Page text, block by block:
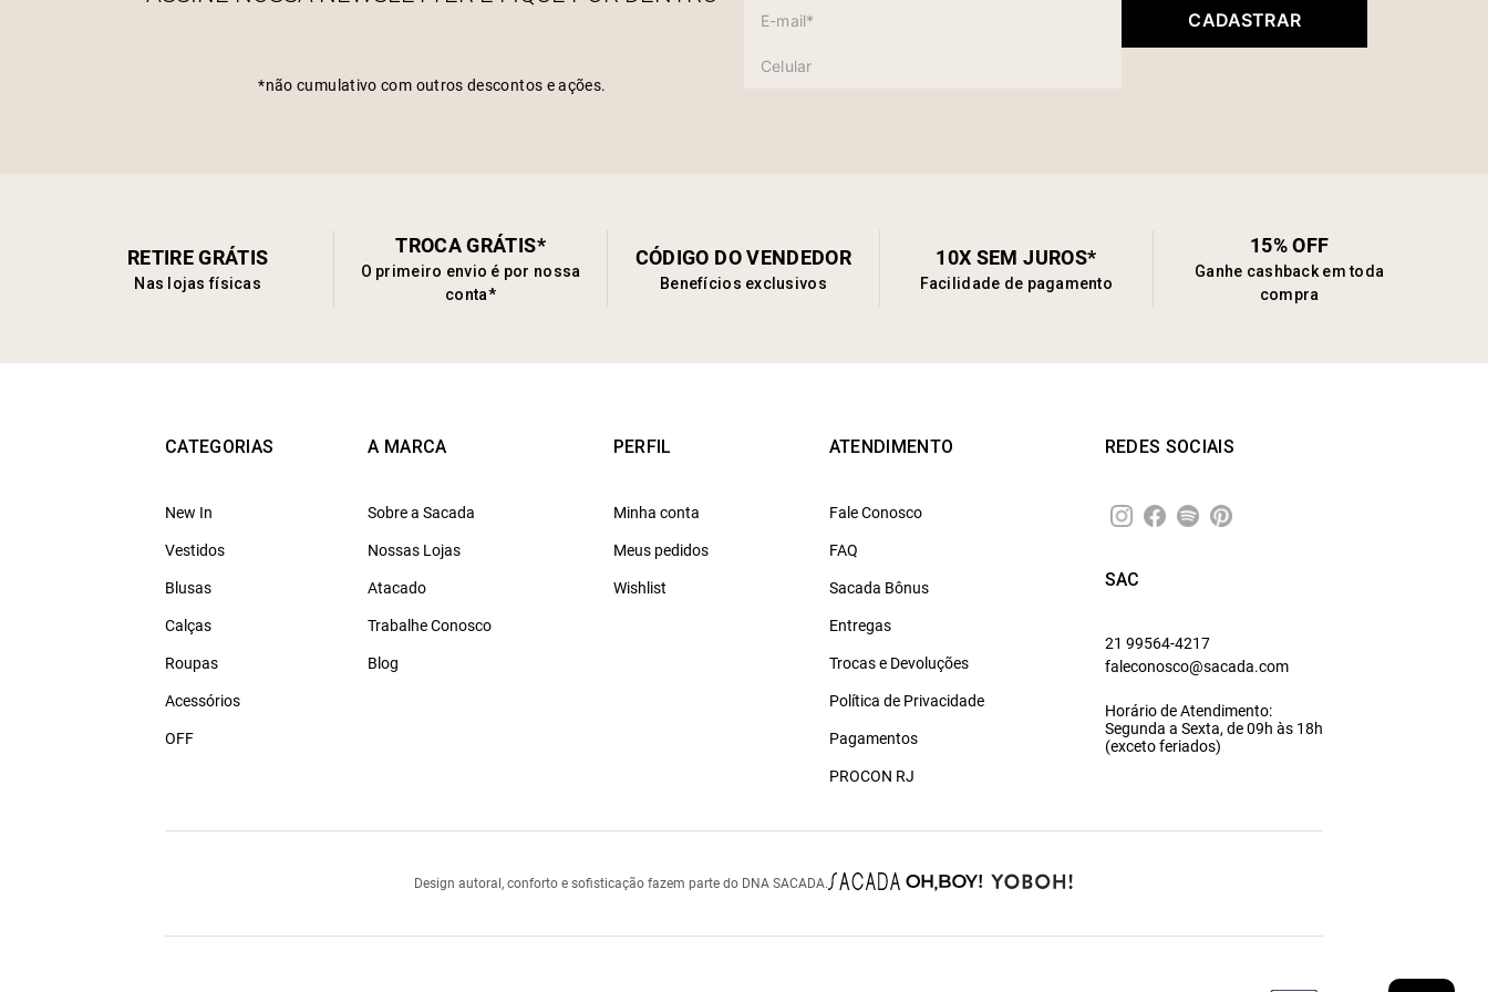
*não cumulativo com outros descontos e ações.
CADASTRAR
RETIRE GRÁTIS
Nas lojas físicas
TROCA GRÁTIS*
O primeiro envio é por nossa
conta*
CÓDIGO DO VENDEDOR
Benefícios exclusivos
10X SEM JUROS*
Facilidade de pagamento
15% OFF
Ganhe cashback em toda
compra
CATEGORIAS
New In
Vestidos
Blusas
Calças
Roupas
Acessórios
OFF
A MARCA
Sobre a Sacada
Nossas Lojas
Atacado
Trabalhe Conosco
Blog
PERFIL
Minha conta
Meus pedidos
Wishlist
ATENDIMENTO
Fale Conosco
FAQ
Sacada Bônus
Entregas
Trocas e Devoluções
Política de Privacidade
Pagamentos
PROCON RJ
REDES SOCIAIS
SAC
21 99564-4217
faleconosco@sacada.com
Horário de Atendimento:
Segunda a Sexta, de 09h às 18h
(exceto feriados)
Design autoral, conforto e sofisticação fazem parte do DNA SACADA.